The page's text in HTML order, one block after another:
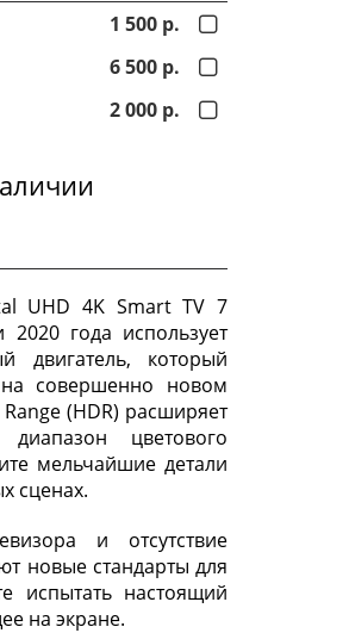
1 500 р.
6 500 р.
2 000 р.
UHD 4K Smart TV 7
года использует
двигатель, который
совершенно новом
(HDR) расширяет
цветового
мельчайшие детали
сценах.
и отсутствие
новые стандарты для
испытать настоящий
на экране.